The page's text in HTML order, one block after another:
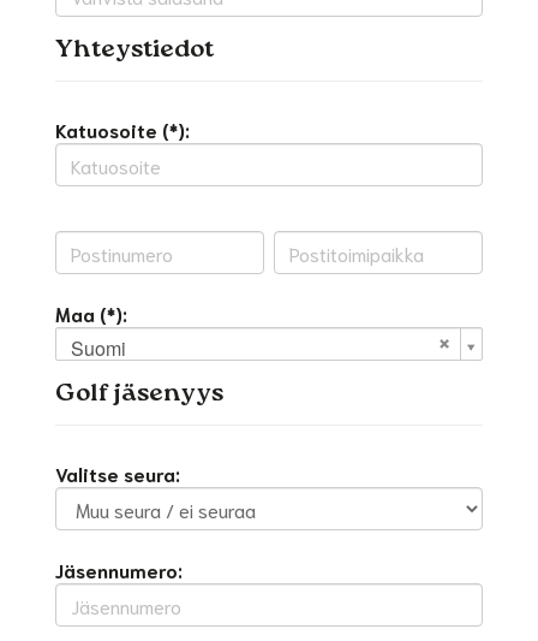
Yhteystiedot
Katuosoite (*):
Maa (*):
Suomi
Golf jäsenyys
Valitse seura:
Jäsennumero: